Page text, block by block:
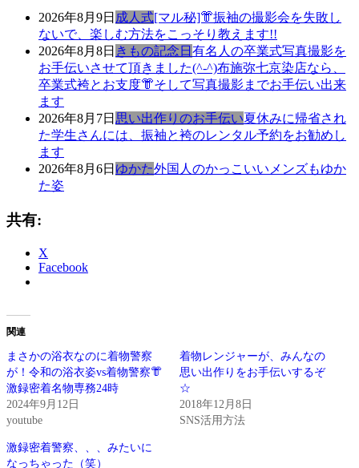
2026年8月9日 成人式[マル秘]👘振袖の撮影会を失敗し
ないで、楽しむ方法をこっそり教えます!!
2026年8月8日 きもの記念日 有名人の卒業式写真撮影を
お手伝いさせて頂きました(^-^)布施弥七京染店なら、
卒業式袴とお支度👘そして写真撮影までお手伝い出来
ます
2026年8月7日 思い出作りのお手伝い夏休みに帰省され
た学生さんには、振袖と袴のレンタル予約をお勧めし
ます
2026年8月6日 ゆかた外国人のかっこいいメンズもゆか
た姿
共有:
X
Facebook
関連
まさかの浴衣なのに着物警察
が！令和の浴衣姿vs着物警察👘
激録密着名物専務24時
2024年9月12日
youtube
着物レンジャーが、みんなの
思い出作りをお手伝いするぞ
☆
2018年12月8日
SNS活用方法
激録密着警察、、、みたいに
なっちゃった（笑）